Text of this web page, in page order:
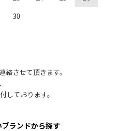
30
絡させて頂きます。
しております。
ランドから探す